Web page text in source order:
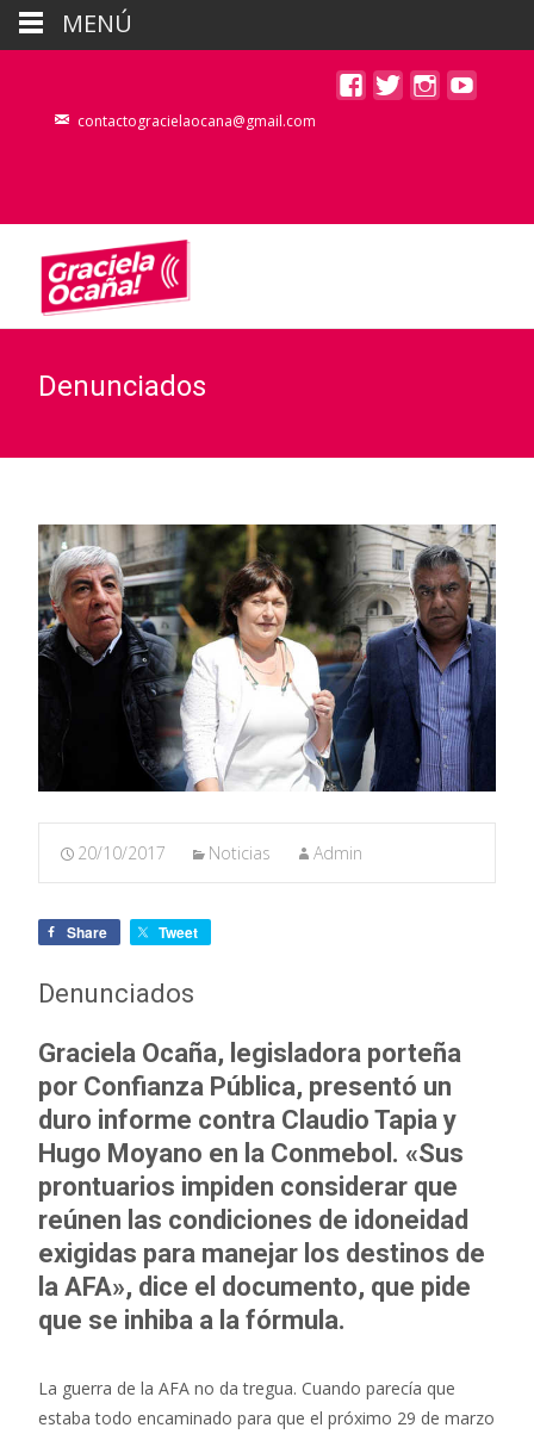
contactogracielaocana@gmail.com
Denunciados
20/10/2017 Noticias Admin
Share Tweet
Denunciados
Graciela Ocaña, legisladora porteña
por Confianza Pública, presentó un
duro informe contra Claudio Tapia y
Hugo Moyano en la Conmebol. «Sus
prontuarios impiden considerar que
reúnen las condiciones de idoneidad
exigidas para manejar los destinos de
la AFA», dice el documento, que pide
que se inhiba a la fórmula.
La guerra de la AFA no da tregua. Cuando parecía que
estaba todo encaminado para que el próximo 29 de marzo
MENÚ